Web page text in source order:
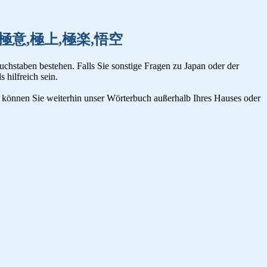
意,極上,極楽,悟空
bestehen. Falls Sie sonstige Fragen zu Japan oder der
hilfreich sein.
Sie weiterhin unser Wörterbuch außerhalb Ihres Hauses oder